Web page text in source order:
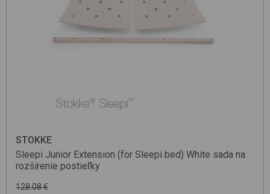
STOKKE
Sleepi Junior Extension (for Sleepi bed) White sada na
rozšírenie postieľky
128.08 €